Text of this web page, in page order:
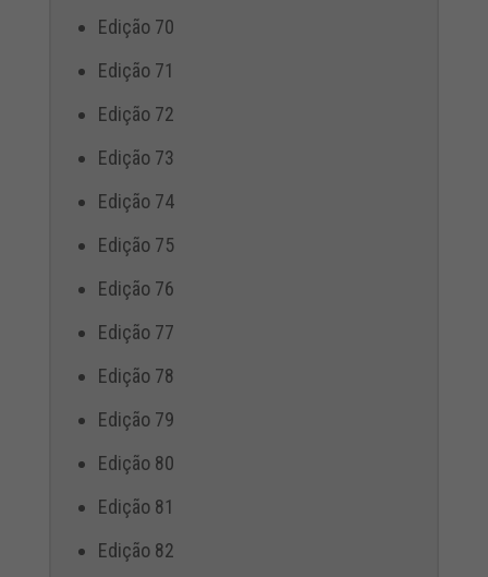
Edição 70
Edição 71
Edição 72
Edição 73
Edição 74
Edição 75
Edição 76
Edição 77
Edição 78
Edição 79
Edição 80
Edição 81
Edição 82